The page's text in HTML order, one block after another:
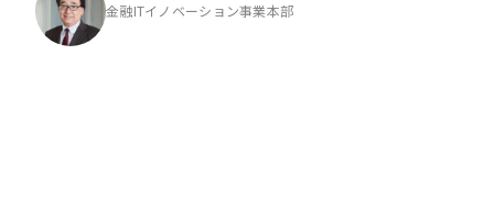
金融ITイノベーション事業本部